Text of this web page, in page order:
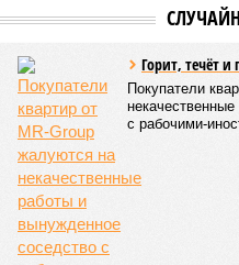
Горит, течёт и
Покупатели
с рабочими-